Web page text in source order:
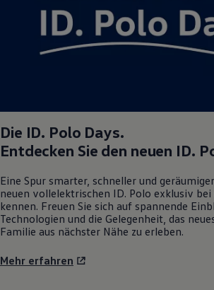
Die ID. Polo Days.
Entdecken Sie den neuen ID.
Eine Spur smarter, schneller und
neuen vollelektrischen ID. Polo exklusiv bei
kennen. Freuen Sie sich auf spannende
Technologien und die Gelegenheit, das
Familie aus nächster Nähe zu erleben.
Mehr erfahren